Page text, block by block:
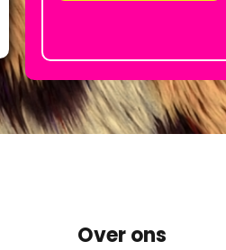
Over ons